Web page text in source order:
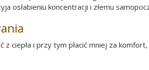
osłabieniu koncentracji i złemu
ciepła i przy tym płacić mniej za